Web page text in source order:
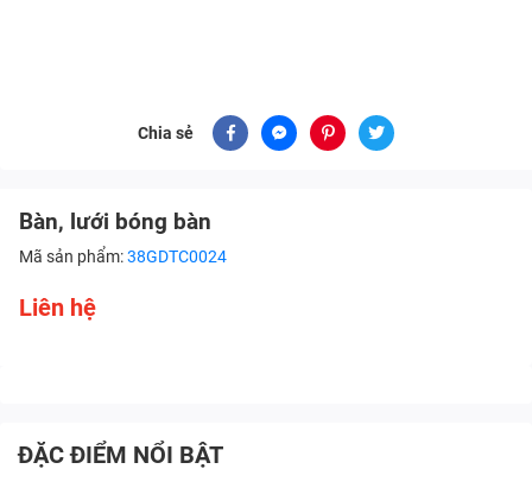
Chia sẻ
Bàn, lưới bóng bàn
Mã sản phẩm:38GDTC0024
Liên hệ
ĐẶC ĐIỂM NỔI BẬT